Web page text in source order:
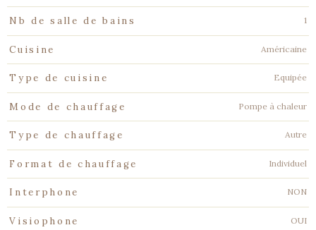
Nb de salle de bains 1
Cuisine Américaine
Type de cuisine Equipée
Mode de chauffage Pompe à chaleur
Type de chauffage Autre
Format de chauffage Individuel
Interphone NON
Visiophone OUI